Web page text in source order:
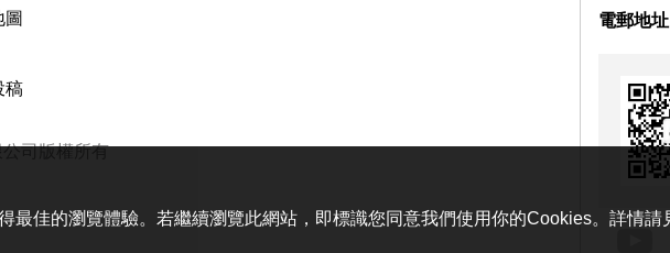
稿
司版權所有
電郵地址
最佳的瀏覽體驗。若繼續瀏覽此網站，即標識您同意我們使用你的Cookies。詳情請